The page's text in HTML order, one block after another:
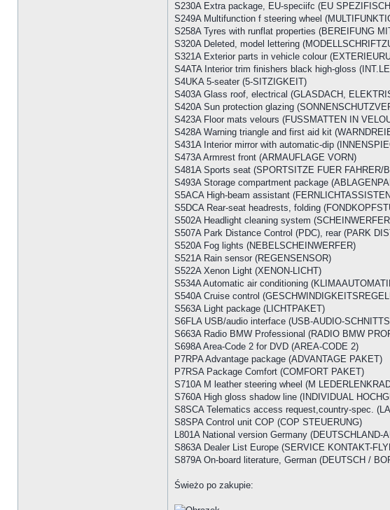
S230A Extra package, EU-speciifc (EU
S249A Multifunction f steering wheel
S258A Tyres with runflat properties (BEREIFUNG
S320A Deleted, model lettering
S321A Exterior parts in vehicle colour
S4ATA Interior trim finishers black high-gloss
S4UKA 5-seater (5-SITZIGKEIT)
S403A Glass roof, electrical (GLASDACH,
S420A Sun protection glazing
S423A Floor mats velours (FUSSMATTEN IN
S428A Warning triangle and first aid kit
S431A Interior mirror with automatic-dip
S473A Armrest front (ARMAUFLAGE VORN)
S481A Sports seat (SPORTSITZE FUER FAHRER/
S493A Storage compartment package
S5ACA High-beam assistant
S5DCA Rear-seat headrests, folding
S502A Headlight cleaning system
S507A Park Distance Control (PDC), rear (PARK
S520A Fog lights (NEBELSCHEINWERFER)
S521A Rain sensor (REGENSENSOR)
S522A Xenon Light (XENON-LICHT)
S534A Automatic air conditioning
S540A Cruise control
S563A Light package (LICHTPAKET)
S6FLA USB/audio interface (USB-AUDIO-
S663A Radio BMW Professional (RADIO BMW
S698A Area-Code 2 for DVD (AREA-CODE 2)
P7RPA Advantage package (ADVANTAGE PAKET)
P7RSA Package Comfort (COMFORT PAKET)
S710A M leather steering wheel (M
S760A High gloss shadow line (INDIVIDUAL
S8SCA Telematics access request,country-spec.
S8SPA Control unit COP (COP STEUERUNG)
L801A National version Germany (DEUTSCHLAND-
S863A Dealer List Europe (SERVICE KONTAKT-
S879A On-board literature, German (DEUTSCH /
Świeżo po zakupie: